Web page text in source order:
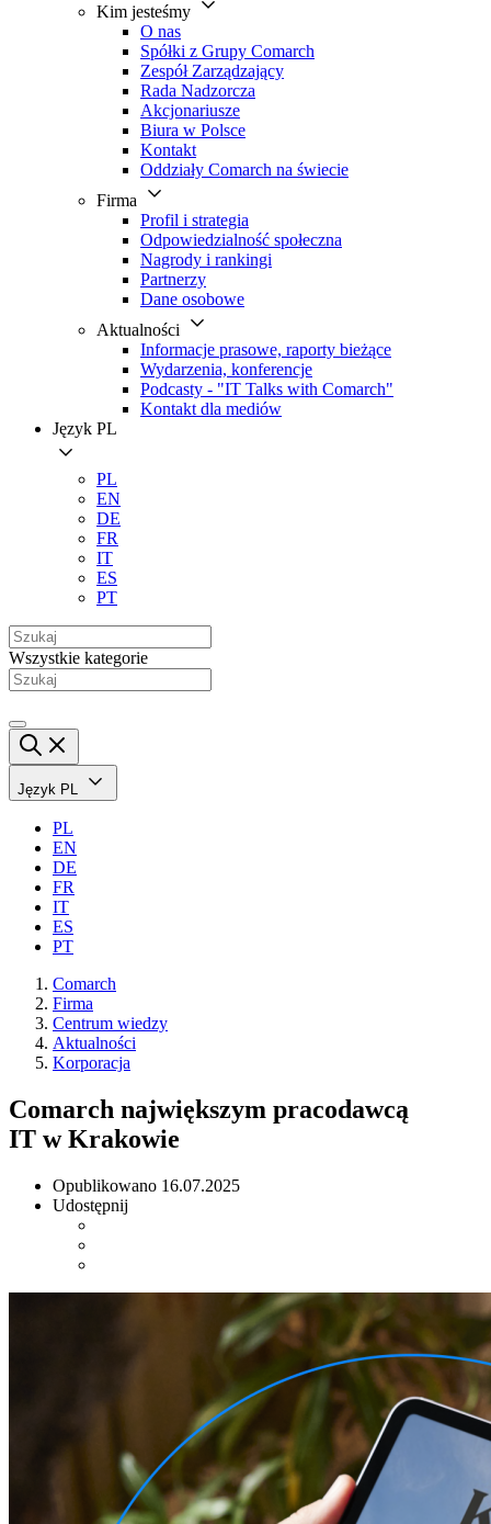
Kim jesteśmy
O nas
Spółki z Grupy Comarch
Zespół Zarządzający
Rada Nadzorcza
Akcjonariusze
Biura w Polsce
Kontakt
Oddziały Comarch na świecie
Firma
Profil i strategia
Odpowiedzialność społeczna
Nagrody i rankingi
Partnerzy
Dane osobowe
Aktualności
Informacje prasowe, raporty bieżące
Wydarzenia, konferencje
Podcasty - "IT Talks with Comarch"
Kontakt dla mediów
Język PL
PL
EN
DE
FR
IT
ES
PT
Wszystkie kategorie
Język PL
PL
EN
DE
FR
IT
ES
PT
Comarch
Firma
Centrum wiedzy
Aktualności
Korporacja
Comarch największym pracodawcą
IT w Krakowie
Opublikowano 16.07.2025
Udostępnij